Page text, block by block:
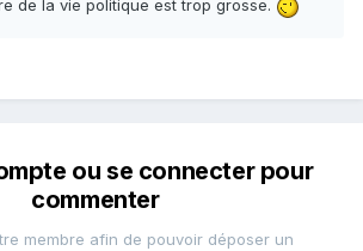
de la vie politique est trop grosse.
ou se connecter pour
commenter
membre afin de pouvoir déposer un